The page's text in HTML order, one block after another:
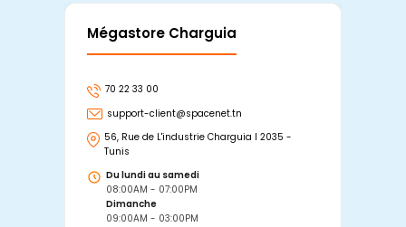
Mégastore Charguia
70 22 33 00
support-client@spacenet.tn
56, Rue de L'industrie Charguia I 2035 -
Tunis
Du lundi au samedi
08:00AM - 07:00PM
Dimanche
09:00AM - 03:00PM